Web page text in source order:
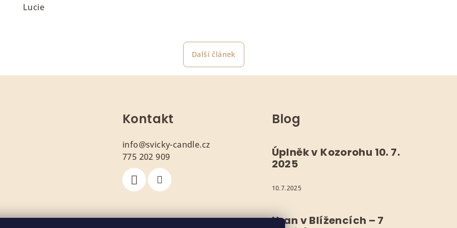
Lucie
Další článek
Kontakt
info@svicky-candle.cz
775 202 909
Blog
Úplněk v Kozorohu 10. 7.
2025
10.7.2025
Uran v Blížencích – 7